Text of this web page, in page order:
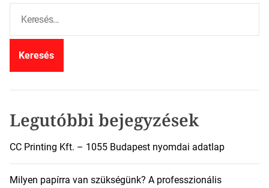
r
Legutóbbi bejegyzések
CC Printing Kft. – 1055 Budapest nyomdai adatlap
Milyen papírra van szükségünk? A professzionális